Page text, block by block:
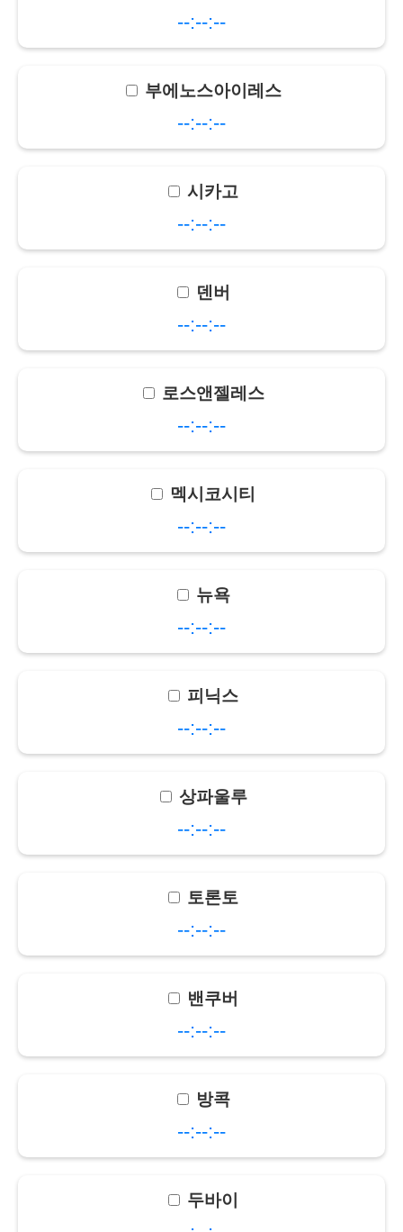
--:--:--
부에노스아이레스
--:--:--
시카고
--:--:--
덴버
--:--:--
로스앤젤레스
--:--:--
멕시코시티
--:--:--
뉴욕
--:--:--
피닉스
--:--:--
상파울루
--:--:--
토론토
--:--:--
밴쿠버
--:--:--
방콕
--:--:--
두바이